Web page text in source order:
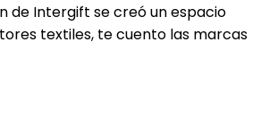
de Intergift se creó un espacio
textiles, te cuento las marcas